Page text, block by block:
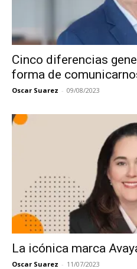
Cinco diferencias
forma de
Oscar Suarez - 09/08/2023
La icónica marca
Oscar Suarez - 11/07/2023